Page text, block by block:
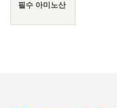
필수 아미노산